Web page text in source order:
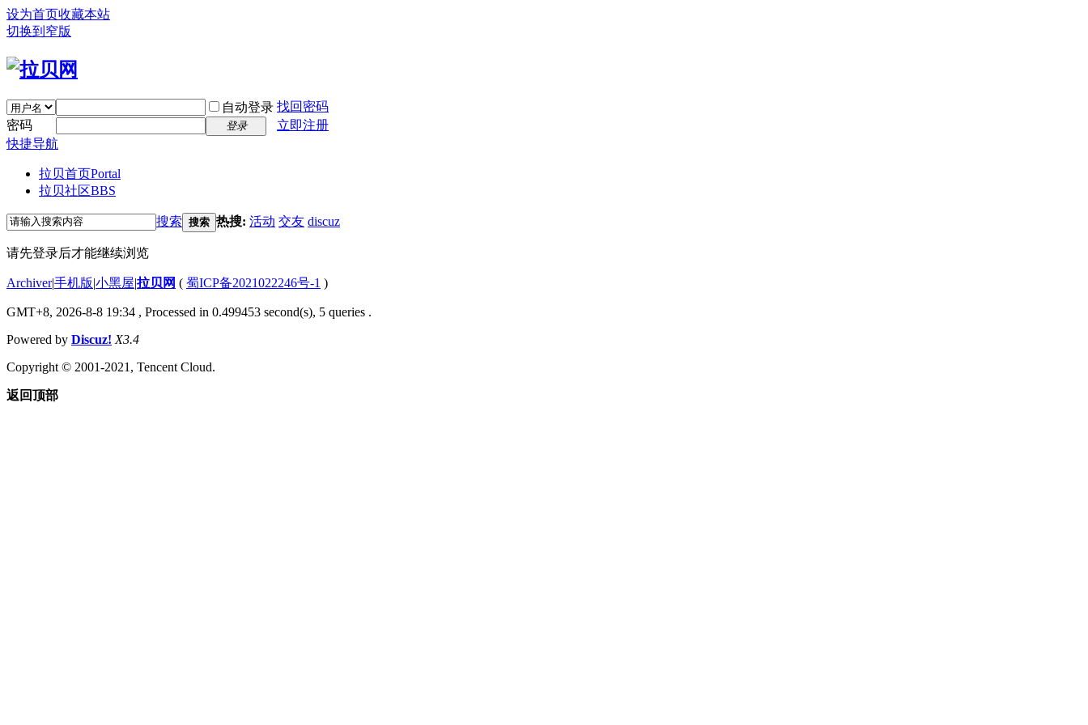
设为首页收藏本站
切换到窄版
自动登录 找回密码
密码
登录
立即注册
快捷导航
拉贝首页Portal
拉贝社区BBS
搜索 搜索 热搜: 活动 交友 discuz
请先登录后才能继续浏览
Archiver|手机版|小黑屋|拉贝网 ( 蜀ICP备2021022246号-1 )
GMT+8, 2026-8-8 19:34 , Processed in 0.499453 second(s), 5 queries .
Powered by Discuz! X3.4
Copyright © 2001-2021, Tencent Cloud.
返回顶部